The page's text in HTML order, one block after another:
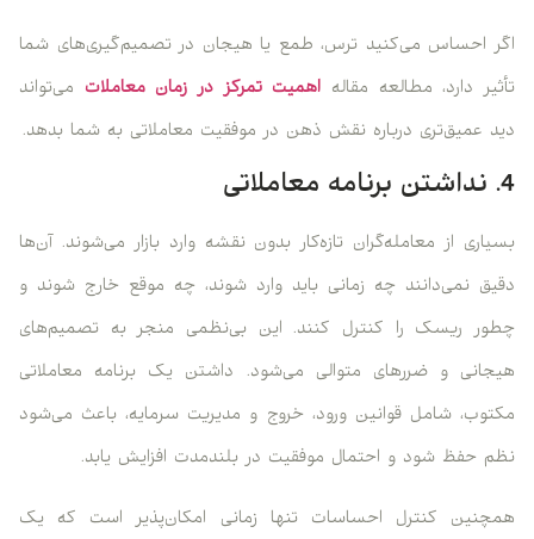
اگر احساس می‌کنید ترس، طمع یا هیجان در تصمیم‌گیری‌های شما
تأثیر دارد، مطالعه‌ مقاله‌ اهمیت تمرکز در زمان معاملات می‌تواند
دید عمیق‌تری درباره نقش ذهن در موفقیت معاملاتی به شما بدهد.
4. نداشتن برنامه معاملاتی
بسیاری از معامله‌گران تازه‌کار بدون نقشه وارد بازار می‌شوند. آن‌ها
دقیق نمی‌دانند چه زمانی باید وارد شوند، چه موقع خارج شوند و
چطور ریسک را کنترل کنند. این بی‌نظمی منجر به تصمیم‌های
هیجانی و ضررهای متوالی می‌شود. داشتن یک برنامه معاملاتی
مکتوب، شامل قوانین ورود، خروج و مدیریت سرمایه، باعث می‌شود
نظم حفظ شود و احتمال موفقیت در بلندمدت افزایش یابد.
همچنین کنترل احساسات تنها زمانی امکان‌پذیر است که یک